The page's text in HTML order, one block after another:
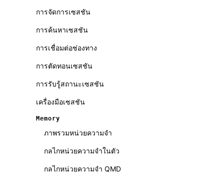
การจัดการเซสชัน
การค้นหาเซสชัน
การเชื่อมต่อช่องทาง
การตัดทอนเซสชัน
การรับรู้สถานะเซสชัน
เครื่องมือเซสชัน
Memory
ภาพรวมหน่วยความจำ
กลไกหน่วยความจำในตัว
กลไกหน่วยความจำ QMD